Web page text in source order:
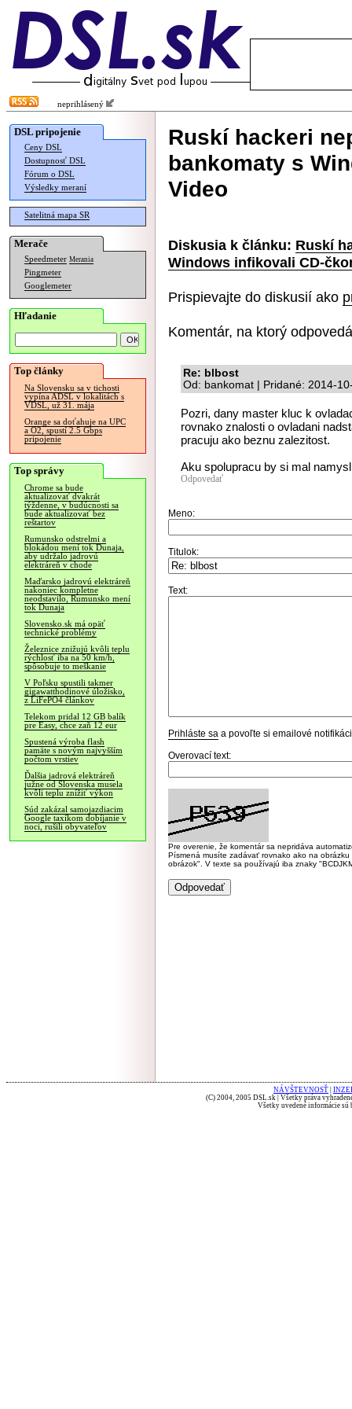
neprihlásený
DSL pripojenie
Ceny DSL
Dostupnosť DSL
Fórum o DSL
Výsledky meraní
Satelitná mapa SR
Merače
Speedmeter Merania
Pingmeter
Googlemeter
Hľadanie
Top články
Na Slovensku sa v tichosti
vypína ADSL v lokalitách s
VDSL, už 31. mája
Orange sa doťahuje na UPC
a O2, spustí 2.5 Gbps
pripojenie
Top správy
Chrome sa bude
aktualizovať dvakrát
týždenne, v budúcnosti sa
bude aktualizovať bez
reštartov
Rumunsko odstrelmi a
blokádou mení tok Dunaja,
aby udržalo jadrovú
elektráreň v chode
Maďarsko jadrovú elektráreň
nakoniec kompletne
neodstavilo, Rumunsko mení
tok Dunaja
Slovensko.sk má opäť
technické problémy
Železnice znižujú kvôli teplu
rýchlosť iba na 50 km/h,
spôsobuje to meškanie
V Poľsku spustili takmer
gigawatthodinové úložisko,
z LiFePO4 článkov
Telekom pridal 12 GB balík
pre Easy, chce zaň 12 eur
Spustená výroba flash
pamäte s novým najvyšším
počtom vrstiev
Ďalšia jadrová elektráreň
južne od Slovenska musela
kvôli teplu znížiť výkon
Súd zakázal samojazdiacim
Google taxíkom dobíjanie v
noci, rušili obyvateľov
Ruskí hackeri
bankomaty s
Video
Diskusia k článku: Ruskí
Windows infikovali CD-
Prispievajte do diskusií ako
Komentár, na ktorý
Re: blbost
Od: bankomat | Pridané: 2014-
Pozri, dany master kluc k
rovnako znalosti o ovladani
pracuju ako beznu zalezitost.
Aku spolupracu by si mal
Odpovedať
Meno:
Titulok:
Text:
Prihláste sa a povoľte si emailové
Overovací text:
Pre overenie, že komentár sa nepridáva
Písmená musíte zadávať rovnako ako na
obrázok". V texte sa používajú iba znaky
NÁVŠTEVNOSŤ
(C) 2004, 2005 DSL.sk | Všetky práva
Všetky uvedené informácie sú